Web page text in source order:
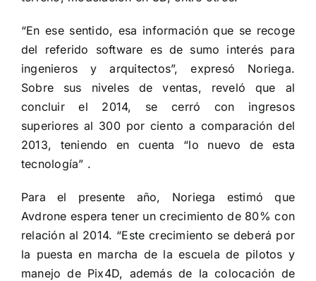
“En ese sentido, esa información que se recoge
del referido software es de sumo interés para
ingenieros y arquitectos”, expresó Noriega.
Sobre sus niveles de ventas, reveló que al
concluir el 2014, se cerró con ingresos
superiores al 300 por ciento a comparación del
2013, teniendo en cuenta “lo nuevo de esta
tecnología” .
Para el presente año, Noriega estimó que
Avdrone espera tener un crecimiento de 80% con
relación al 2014. “Este crecimiento se deberá por
la puesta en marcha de la escuela de pilotos y
manejo de Pix4D, además de la colocación de